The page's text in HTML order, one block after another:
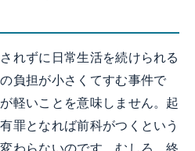
れずに日常生活を続けられる
負担が小さくてすむ事件で
軽いことを意味しません。起
罪となれば前科がつくという
わらないのです。むしろ、終